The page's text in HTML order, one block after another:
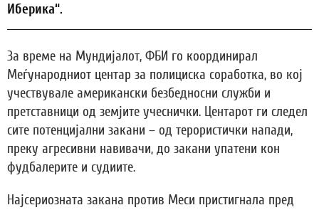
Иберика“.
За време на Мундијалот, ФБИ го координирал
Меѓународниот центар за полициска соработка, во кој
учествувале американски безбедносни служби и
претставници од земјите учеснички. Центарот ги следел
сите потенцијални закани – од терористички напади,
преку агресивни навивачи, до закани упатени кон
фудбалерите и судиите.
Најсериозната закана против Меси пристигнала пред